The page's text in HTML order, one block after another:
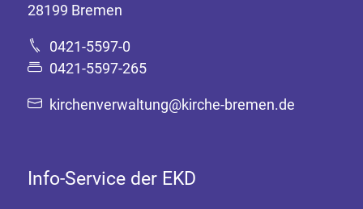
28199 Bremen
0421-5597-0
0421-5597-265
kirchenverwaltung@kirche-bremen.de
Info-Service der EKD